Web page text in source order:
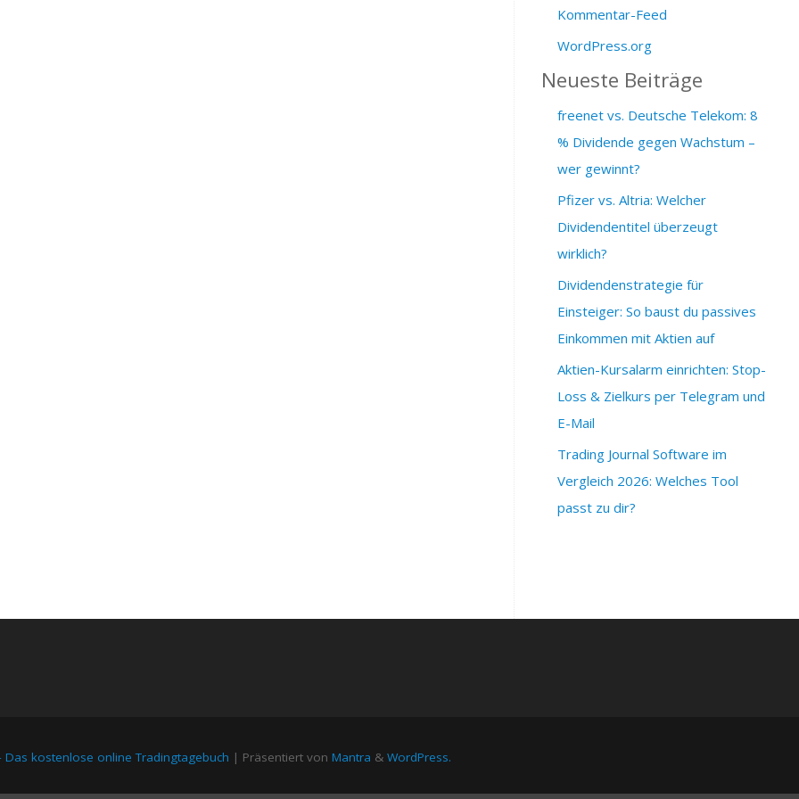
Kommentar-Feed
WordPress.org
Neueste Beiträge
freenet vs. Deutsche Telekom: 8
% Dividende gegen Wachstum –
wer gewinnt?
Pfizer vs. Altria: Welcher
Dividendentitel überzeugt
wirklich?
Dividendenstrategie für
Einsteiger: So baust du passives
Einkommen mit Aktien auf
Aktien-Kursalarm einrichten: Stop-
Loss & Zielkurs per Telegram und
E-Mail
Trading Journal Software im
Vergleich 2026: Welches Tool
passt zu dir?
Das kostenlose online Tradingtagebuch | Präsentiert von Mantra & WordPress.